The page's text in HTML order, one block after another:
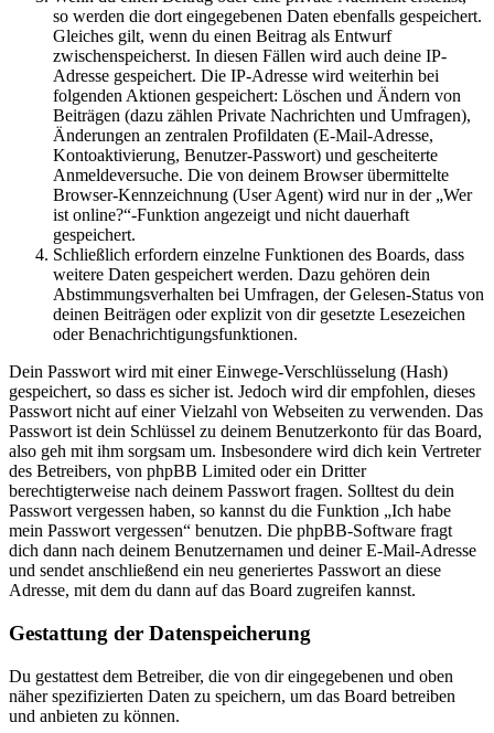
so werden die dort eingegebenen Daten ebenfalls gespeichert.
Gleiches gilt, wenn du einen Beitrag als Entwurf
zwischenspeicherst. In diesen Fällen wird auch deine IP-
Adresse gespeichert. Die IP-Adresse wird weiterhin bei
folgenden Aktionen gespeichert: Löschen und Ändern von
Beiträgen (dazu zählen Private Nachrichten und Umfragen),
Änderungen an zentralen Profildaten (E-Mail-Adresse,
Kontoaktivierung, Benutzer-Passwort) und gescheiterte
Anmeldeversuche. Die von deinem Browser übermittelte
Browser-Kennzeichnung (User Agent) wird nur in der „Wer
ist online?“-Funktion angezeigt und nicht dauerhaft
gespeichert.
Schließlich erfordern einzelne Funktionen des Boards, dass
weitere Daten gespeichert werden. Dazu gehören dein
Abstimmungsverhalten bei Umfragen, der Gelesen-Status von
deinen Beiträgen oder explizit von dir gesetzte Lesezeichen
oder Benachrichtigungsfunktionen.
Dein Passwort wird mit einer Einwege-Verschlüsselung (Hash)
gespeichert, so dass es sicher ist. Jedoch wird dir empfohlen, dieses
Passwort nicht auf einer Vielzahl von Webseiten zu verwenden. Das
Passwort ist dein Schlüssel zu deinem Benutzerkonto für das Board,
also geh mit ihm sorgsam um. Insbesondere wird dich kein Vertreter
des Betreibers, von phpBB Limited oder ein Dritter
berechtigterweise nach deinem Passwort fragen. Solltest du dein
Passwort vergessen haben, so kannst du die Funktion „Ich habe
mein Passwort vergessen“ benutzen. Die phpBB-Software fragt
dich dann nach deinem Benutzernamen und deiner E-Mail-Adresse
und sendet anschließend ein neu generiertes Passwort an diese
Adresse, mit dem du dann auf das Board zugreifen kannst.
Gestattung der Datenspeicherung
Du gestattest dem Betreiber, die von dir eingegebenen und oben
näher spezifizierten Daten zu speichern, um das Board betreiben
und anbieten zu können.